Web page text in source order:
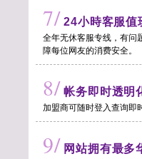
7/ 24小時客服值
全年无休客服专线，有问
障每位网友的消费安全。
8/ 帐务即时透明
加盟商可随时登入查询即
9/ 网站拥有最多